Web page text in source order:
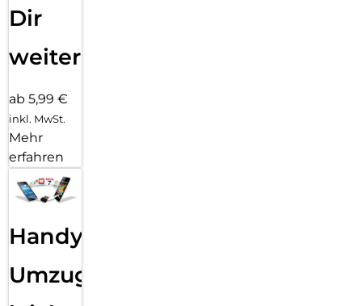
Dir
weiter
ab 5,99 €
inkl. MwSt.
Mehr
erfahren
Handy
Umzug